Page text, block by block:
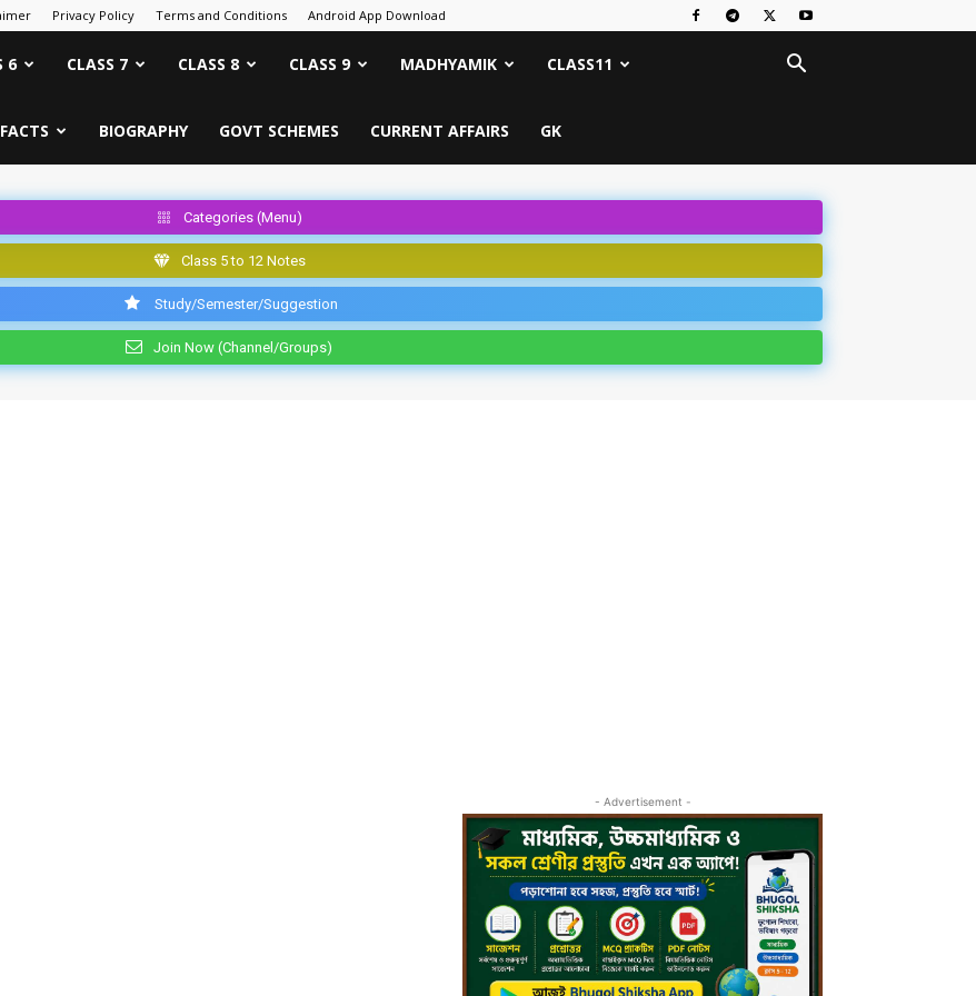
Privacy Policy Terms and Conditions Android App Download
6 CLASS 7 CLASS 8 CLASS 9 MADHYAMIK CLASS11
FACTS BIOGRAPHY GOVT SCHEMES CURRENT AFFAIRS GK
Categories (Menu)
Class 5 to 12 Notes
Study/Semester/Suggestion
Join Now (Channel/Groups)
- Advertisement -